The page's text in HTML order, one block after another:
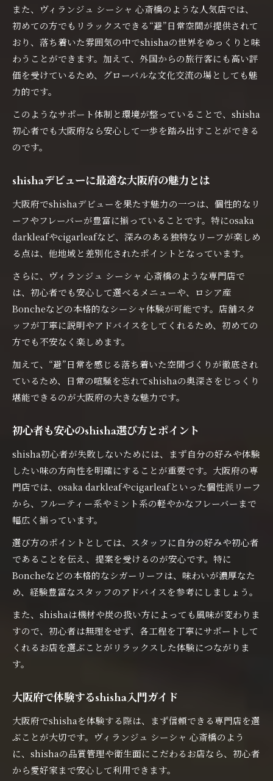
また、ヴィランジュ シーシャ 心斎橋のような人気店では、
初めての方でもリラックスできる“避”日常空間が提供されて
おり、落ち着いた雰囲気の中でshishaの世界をゆっくりと味
わうことができます。加えて、外国からの旅行客にも高い評
価を受けているため、グローバルな文化交流の場としても魅
力的です。
このようなサポート体制と環境が整っていることで、shisha
初心者でも大阪府なら安心して一歩を踏み出すことができる
のです。
shishaデビューに最適な大阪府の魅力とは
大阪府でshishaデビューを果たす魅力の一つは、個性的なリ
ーフやフレーバーが豊富に揃っていることです。特にosaka
darkleafやcigarleafなど、深みのある独特なリーフが楽しめ
る点は、他地域と差別化されたポイントとなっています。
さらに、ヴィランジュ シーシャ 心斎橋のような専門店で
は、初心者でも安心して選べるメニューや、ロシア産
Boncheなどの本格的なシーシャ体験が可能です。店舗スタ
ッフが丁寧に説明やアドバイスをしてくれるため、初めての
方でも不安なく楽しめます。
加えて、“避”日常を感じる落ち着いた空間づくりが徹底され
ているため、日常の喧騒を忘れてshishaの奥深さをじっくり
堪能できるのが大阪府の大きな魅力です。
初心者も安心のshisha選び方とポイント
shisha初心者が失敗しないためには、まず自分の好みや体験
したい味の方向性を明確にすることが重要です。大阪府の専
門店では、osaka darkleafやcigarleafといった個性派リーフ
から、フルーティー系やミント系の軽やかなフレーバーまで
幅広く揃っています。
選び方のポイントとしては、スタッフに自分の好みや初心者
であることを伝え、提案を受けるのが安心です。特に
Boncheなどの本格的なシガーリーフは、味わいが濃厚なた
め、経験豊富なスタッフのアドバイスを参考にしましょう。
また、shishaは機材や炭の扱い方によっても風味が変わりま
すので、初心者は無理をせず、各工程を丁寧にサポートして
くれるお店を選ぶことがリラックスした体験につながりま
す。
大阪府で体験するshisha入門ガイド
大阪府でshishaを体験する際は、まず信頼できる専門店を選
ぶことが大切です。ヴィランジュ シーシャ 心斎橋のよう
に、shishaの品質管理や衛生面にこだわるお店なら、初心者
から愛好家まで安心して利用できます。